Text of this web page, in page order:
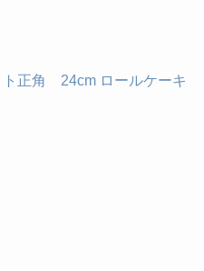
正角 24cm ロールケーキ